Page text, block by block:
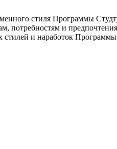
стиля Программы
потребностям и
стилей и наработок